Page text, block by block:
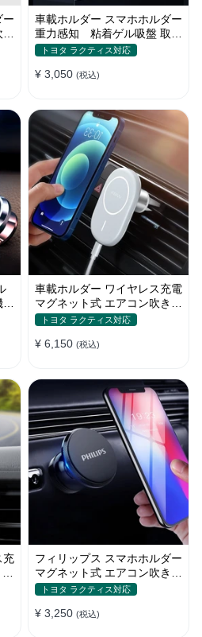
ー
車載ホルダー スマホホルダー
重力感知 粘着ゲル吸盤 取り
付け簡単 360度回転
トヨタ ラクティス対応
¥ 3,050 (税込)
車載ホルダー ワイヤレス充電
マグネット式 エアコン吹き出
し口用 スマホ iPhone
トヨタ ラクティス対応
¥ 6,150 (税込)
充
フィリップス スマホホルダー
マグネット式 エアコン吹き出
し口 全機種
トヨタ ラクティス対応
¥ 3,250 (税込)